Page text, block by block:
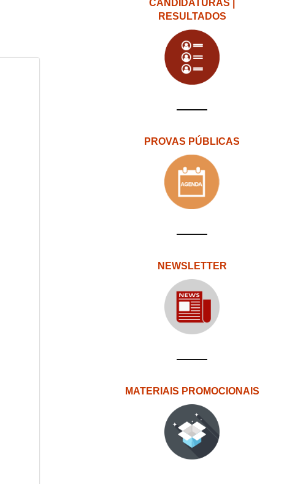
CANDIDATURAS |
RESULTADOS
PROVAS PÚBLICAS
NEWSLETTER
MATERIAIS PROMOCIONAIS